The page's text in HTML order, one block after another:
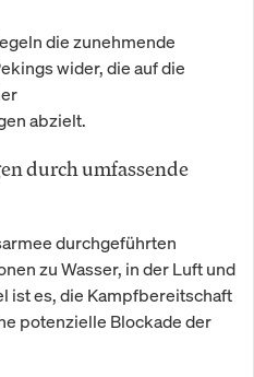
die zunehmende
wider, die auf die
abzielt.
durch umfassende
durchgeführten
zu Wasser, in der Luft und
ist es, die Kampfbereitschaft
potenzielle Blockade der